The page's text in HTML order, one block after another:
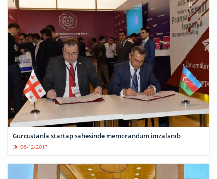
Gürcüstanla startap sahəsində memorandum imzalanıb
06-12-2017